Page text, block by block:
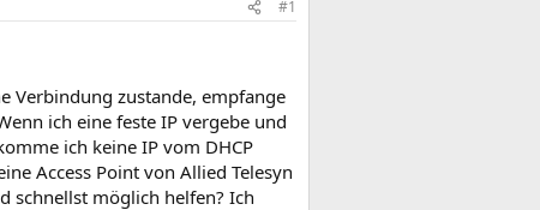
#1
Verbindung zustande, empfange
ich eine feste IP vergebe und
ich keine IP vom DHCP
Access Point von Allied Telesyn
schnellst möglich helfen? Ich